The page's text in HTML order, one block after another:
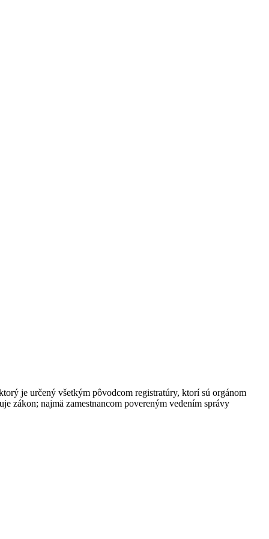
je určený všetkým pôvodcom registratúry, ktorí sú orgánom
zákon; najmä zamestnancom povereným vedením správy